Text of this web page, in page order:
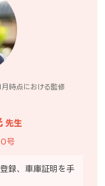
時点における監修
先生
号
録、車庫証明を手